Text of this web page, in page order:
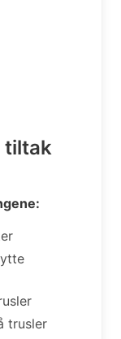
tiltak
trusler